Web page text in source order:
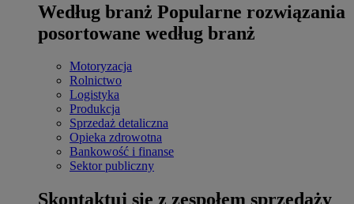
Według branż Popularne rozwiązania
posortowane według branż
Motoryzacja
Rolnictwo
Logistyka
Produkcja
Sprzedaż detaliczna
Opieka zdrowotna
Bankowość i finanse
Sektor publiczny
Skontaktuj się z zespołem sprzedaży